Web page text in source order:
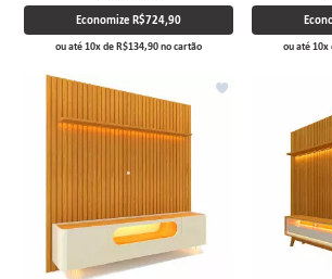
EconomizeR$724,90
ou até10xdeR$134,90no cartão ou até10x